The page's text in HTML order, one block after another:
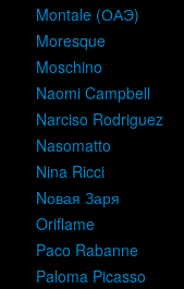
Montale (ОАЭ)
Moresque
Moschino
Naomi Campbell
Narciso Rodriguez
Nasomatto
Nina Ricci
Nовая Заря
Oriflame
Paco Rabanne
Paloma Picasso